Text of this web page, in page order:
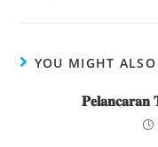
e o
d
l
YOU MIGHT
𝐏𝐞𝐥𝐚𝐧𝐜𝐚𝐫𝐚𝐧